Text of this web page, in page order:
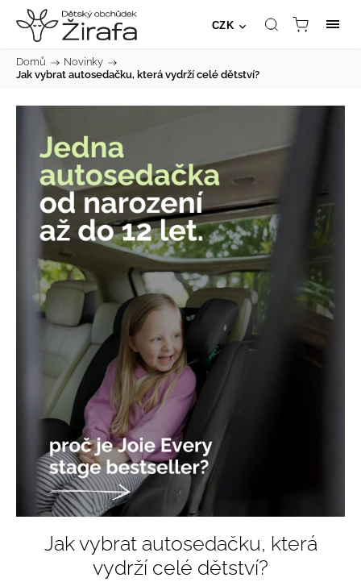
CZK
Domů / Novinky /
Jak vybrat autosedačku, která vydrží celé dětství?
Jak vybrat autosedačku, která
vydrží celé dětství?